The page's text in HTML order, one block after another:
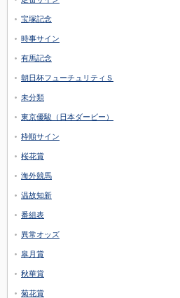
宝塚記念
時事サイン
有馬記念
朝日杯フューチュリティＳ
未分類
東京優駿（日本ダービー）
枠順サイン
桜花賞
海外競馬
温故知新
番組表
異常オッズ
皐月賞
秋華賞
菊花賞